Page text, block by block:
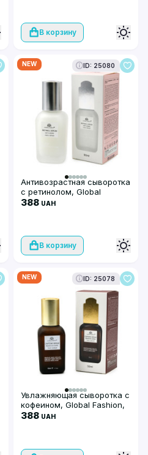
В корзину
NEW ID: 25080
Антивозрастная сыворотка
с ретинолом, Global
Fashion, Retinol Serum Anti-
388 UAH
В корзину
NEW ID: 25078
Увлажняющая сыворотка с
кофеином, Global Fashion,
Caffeine Serum Remove
388 UAH